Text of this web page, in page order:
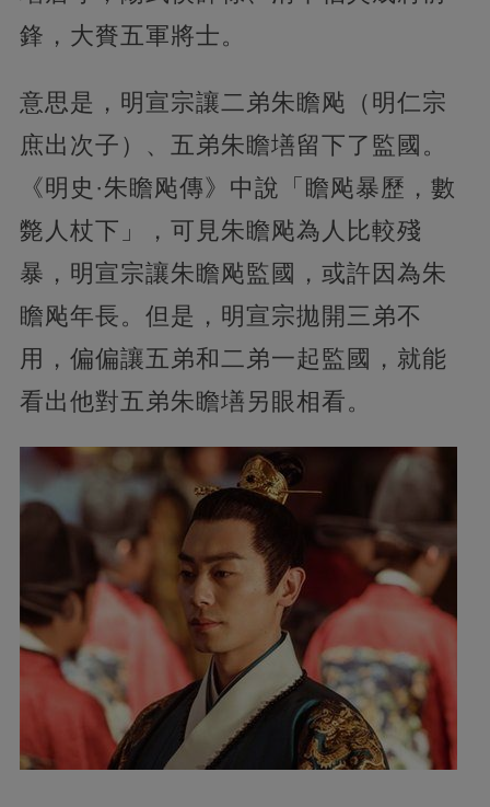
鋒，大賚五軍將士。
意思是，明宣宗讓二弟朱瞻飐（明仁宗
庶出次子）、五弟朱瞻墡留下了監國。
《明史·朱瞻飐傳》中說「瞻飐暴歷，數
斃人杖下」，可見朱瞻飐為人比較殘
暴，明宣宗讓朱瞻飐監國，或許因為朱
瞻飐年長。但是，明宣宗拋開三弟不
用，偏偏讓五弟和二弟一起監國，就能
看出他對五弟朱瞻墡另眼相看。